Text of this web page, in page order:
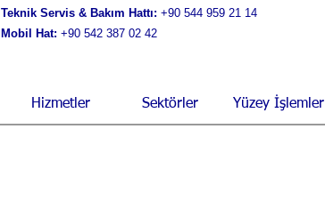
Teknik Servis & Bakım Hattı: +90 544 959 21 14
Mobil Hat: +90 542 387 02 42
Hizmetler Sektörler Yüzey İşlemler